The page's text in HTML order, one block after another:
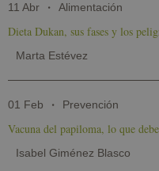
11 Abr Alimentación
Dieta Dukan, sus fases y los
Marta Estévez
01 Feb Prevención
Vacuna del papiloma, lo que
Isabel Giménez Blasco